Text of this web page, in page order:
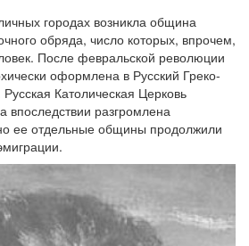
городах возникла община
обряда, число которых, впрочем,
После февральской революции
оформлена в Русский Греко-
Русская Католическая Церковь
впоследствии разгромлена
ее отдельные общины продолжили